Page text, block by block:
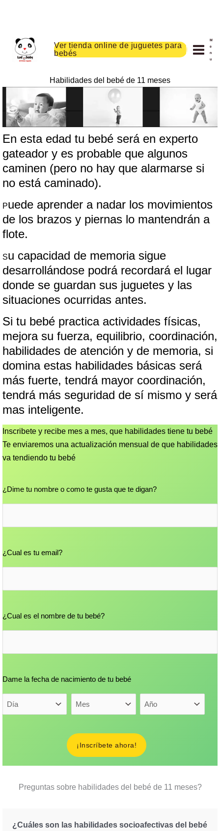
contenido
Ver tienda online de juguetes para
bebés
M
e
n
u
Habilidades del bebé de 11 meses
En esta edad tu bebé será en experto
gateador y es probable que algunos
caminen (pero no hay que alarmarse si
no está caminado).
Puede aprender a nadar los movimientos
de los brazos y piernas lo mantendrán a
flote.
Su capacidad de memoria sigue
desarrollándose podrá recordará el lugar
donde se guardan sus juguetes y las
situaciones ocurridas antes.
Si tu bebé practica actividades físicas,
mejora su fuerza, equilibrio, coordinación,
habilidades de atención y de memoria, si
domina estas habilidades básicas será
más fuerte, tendrá mayor coordinación,
tendrá más seguridad de sí mismo y será
mas inteligente.
Inscribete y recibe mes a mes, que habilidades tiene tu bebé
Te enviaremos una actualización mensual de que habilidades
va tendiendo tu bebé
¿Dime tu nombre o como te gusta que te digan?
¿Cual es tu email?
¿Cual es el nombre de tu bebé?
Dame la fecha de nacimiento de tu bebé
s
o
Preguntas sobre habilidades del bebé de 11 meses?
¿Cuáles son las habilidades socioafectivas del bebé